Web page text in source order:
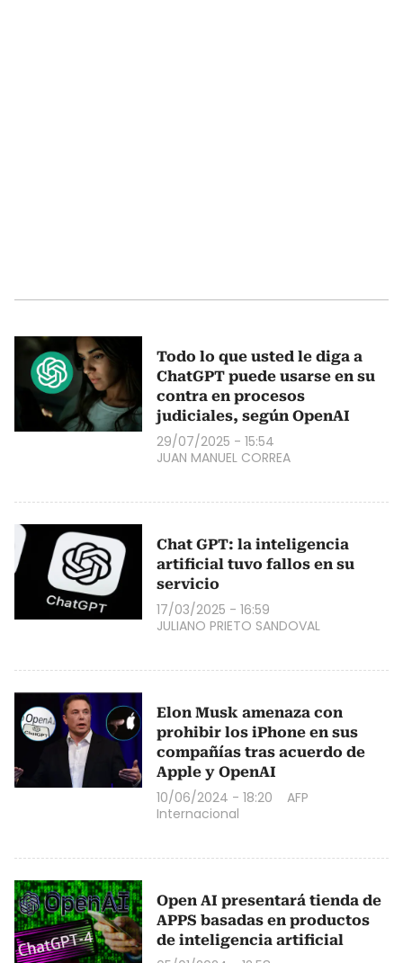
Todo lo que usted le diga a
ChatGPT puede usarse en su
contra en procesos
judiciales, según OpenAI
29/07/2025 - 15:54
JUAN MANUEL CORREA
Chat GPT: la inteligencia
artificial tuvo fallos en su
servicio
17/03/2025 - 16:59
JULIANO PRIETO SANDOVAL
Elon Musk amenaza con
prohibir los iPhone en sus
compañías tras acuerdo de
Apple y OpenAI
10/06/2024 - 18:20
AFP
Internacional
Open AI presentará tienda de
APPS basadas en productos
de inteligencia artificial